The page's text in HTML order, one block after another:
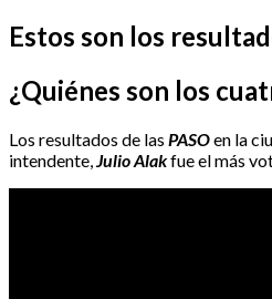
Estos son los
¿Quiénes son los
Los resultados de las PASOen la
intendente, Julio Alakfue el más